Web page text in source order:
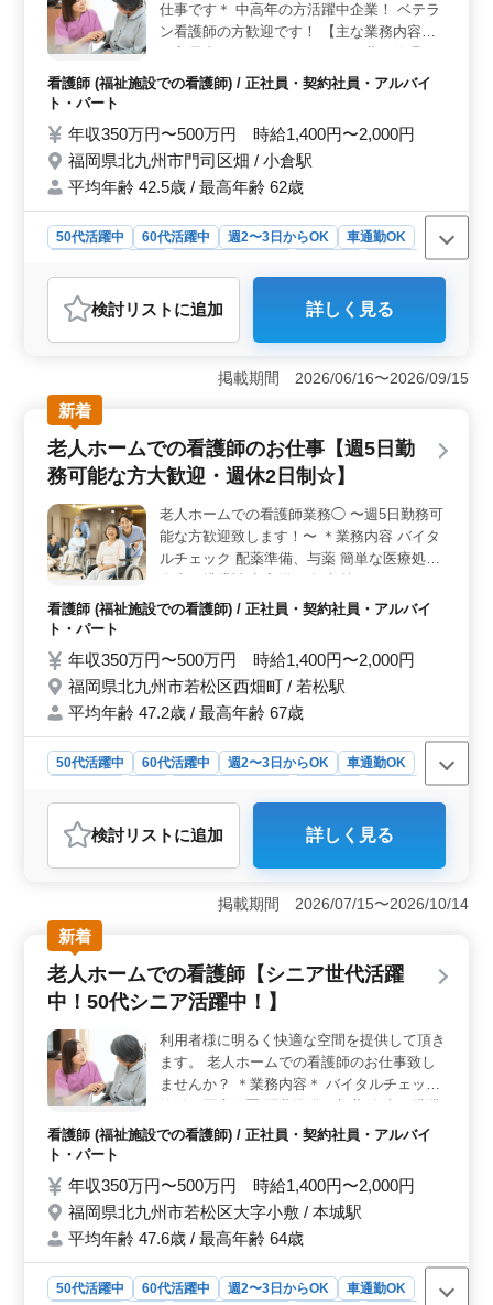
仕事です＊ 中高年の方活躍中企業！ ベテラ
ン看護師の方歓迎です！ 【主な業務内容】
病院への同行 等 ◎夜勤なし ◎50代、60代
看護師 (福祉施設での看護師) / 正社員・契約社員・アルバイ
ト・パート
年収350万円〜500万円 時給1,400円〜2,000円
福岡県北九州市門司区畑 / 小倉駅
平均年齢 42.5歳 / 最高年齢 62歳
50代活躍中 60代活躍中 週2〜3日からOK
車通勤OK
アルバイト・パート
おすすめポイント
＜40代以上活躍中！＞ 当施設では、ベテランの方々が
多数活躍しています。経験豊富な方々のご応募をお待ち
しており、中高年の方々が安心して働ける環境を整えて
います。これまでの経験を活かし、入居者の方々に安心
と笑顔を提供してください。 ＜夜勤なし！＞ 夜勤
がないため、身体の負担が少なく、プライベートな時間
も確保できます。入居者の健康状態を安定させ、日中の
です。 ＜福祉施設での経験者歓迎＞ 看護師として
の実務経験が5年以上ある方を求めています。特別養護老
人ホームでの経験や知識を活かし、入居者の方々の健康
管理やケアに尽力してください。安心して暮らせる環境
づくりに貢献できます。
検討リスト に追加 詳しく見る
掲載期間 2026/06/16〜2026/09/15
新着
老人ホームでの看護師のお仕事【週5日勤
務可能な方大歓迎・週休2日制☆】
老人ホームでの看護師業務◯ 〜週5日勤務可
能な方歓迎致します！〜 ＊業務内容 バイタ
ルチェック 配薬準備、与薬 簡単な医療処置
食事、排泄補助 入浴の介助 等 ＊ポイント
週休2日制 車通勤可能 年齢ではなくご経験
看護師 (福祉施設での看護師) / 正社員・契約社員・アルバイ
ト・パート
年収350万円〜500万円 時給1,400円〜2,000円
福岡県北九州市若松区西畑町 / 若松駅
平均年齢 47.2歳 / 最高年齢 67歳
50代活躍中 60代活躍中 週2〜3日からOK
車通勤OK
アルバイト・パート
おすすめポイント
＜週5日勤務可能な方大歓迎・週休2日制☆＞ 週5日勤務
が可能な方々を歓迎し、安定した週休2日制のもとで働く
環境を整えています。老人ホームでの看護業務に従事し
ながら、利用者様の健康と快適な生活を支援しません
か？経験を活かし、地域の高齢者の方々に安心と笑顔を
届ける大切なお仕事です。 ＜業務内容＞ バイタル
チェックや配薬準備、医療処置の実施から、食事や排
業務を行います。経験豊富なベテランの方々も歓迎し、
チームとして連携し合いながら、高品質なケアを提供し
ます。 ＜車通勤可能＞ 無料駐車場完備で、車通勤
が可能です。交通手段に困ることなく通勤できる環境が
整っています。通勤時間を有効活用し、無理なく勤務す
ることが可能です。地域に根ざしたサービス提供に貢献
しませんか？
検討リスト に追加 詳しく見る
掲載期間 2026/07/15〜2026/10/14
新着
老人ホームでの看護師【シニア世代活躍
中！50代シニア活躍中！】
利用者様に明るく快適な空間を提供して頂き
ます。 老人ホームでの看護師のお仕事致し
ませんか？ ＊業務内容＊ バイタルチェック
補助 入浴の介助 レクリエーションの補助 等
師経験10年以上の方は条件面優遇致します
☆ 皆様のご応募お待ちしております！
看護師 (福祉施設での看護師) / 正社員・契約社員・アルバイ
ト・パート
年収350万円〜500万円 時給1,400円〜2,000円
福岡県北九州市若松区大字小敷 / 本城駅
平均年齢 47.6歳 / 最高年齢 64歳
50代活躍中 60代活躍中 週2〜3日からOK 車通勤OK